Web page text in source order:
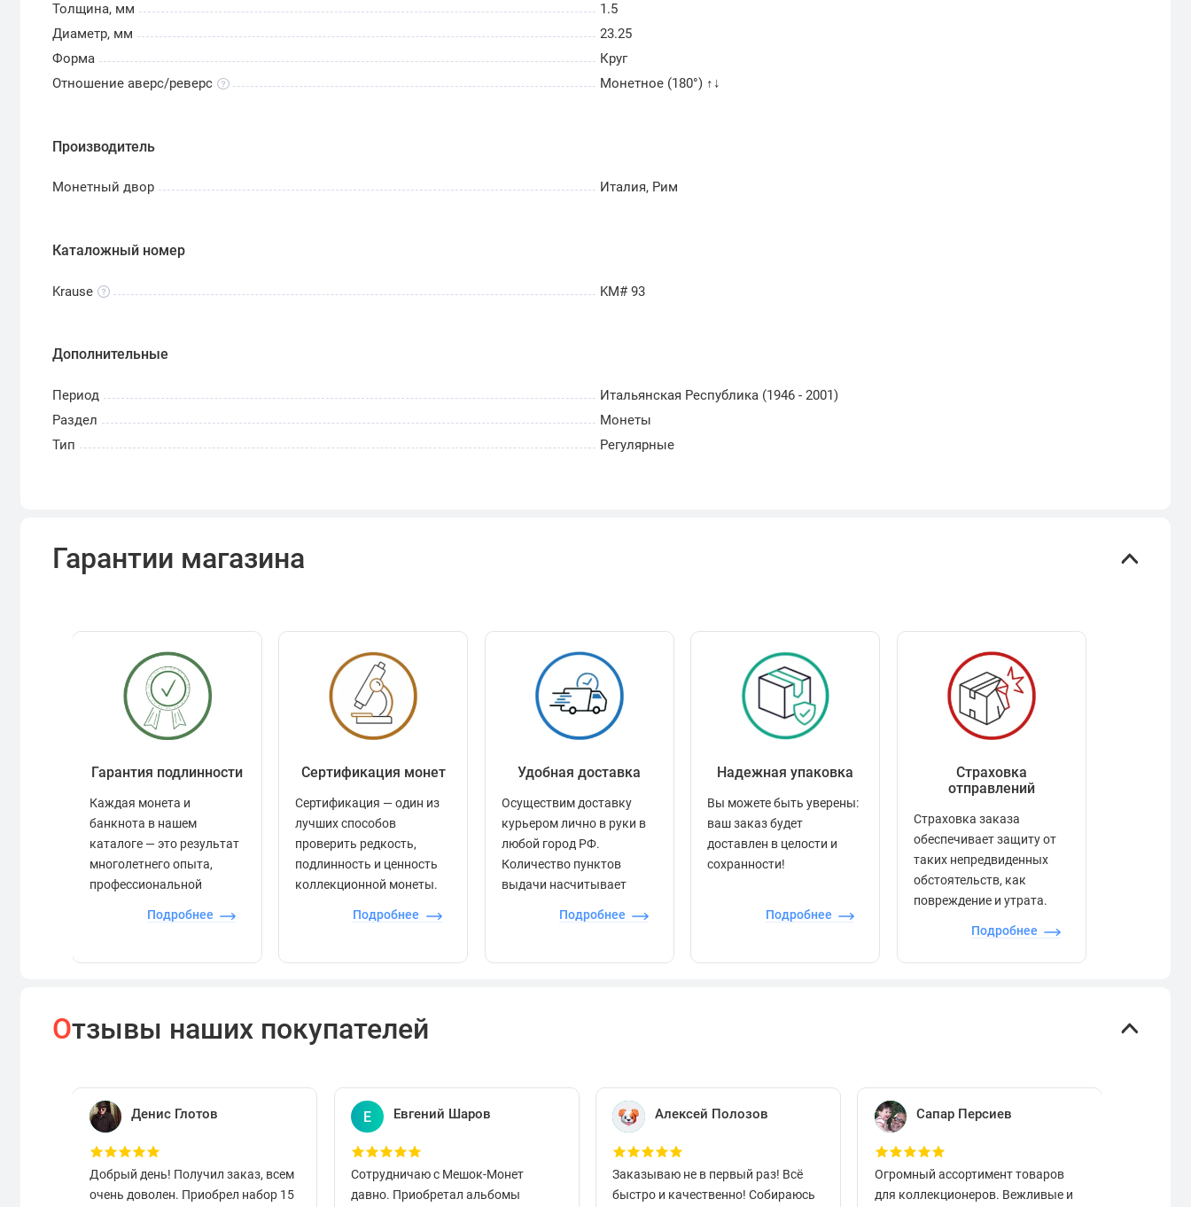
Толщина, мм
1.5
Диаметр, мм
23.25
Форма
Круг
Отношение аверс/реверс
Монетное (180°) ↑↓
Производитель
Монетный двор Италия, Рим
Каталожный номер
Krause KM# 93
Дополнительные
Период
Итальянская Республика (1946 - 2001)
Раздел
Монеты
Тип
Регулярные
Гарантии магазина
Гарантия подлинности
Каждая монета и
банкнота в нашем
каталоге — это результат
многолетнего опыта,
профессиональной
контроля.
Подробнее
Сертификация монет
Сертификация — один из
лучших способов
проверить редкость,
подлинность и ценность
коллекционной монеты.
Подробнее
Удобная доставка
Осуществим доставку
курьером лично в руки в
любой город РФ.
Количество пунктов
выдачи насчитывает
всей стране.
Подробнее
Надежная упаковка
Вы можете быть уверены:
ваш заказ будет
доставлен в целости и
сохранности!
Подробнее
Страховка
отправлений
Страховка заказа
обеспечивает защиту от
таких непредвиденных
обстоятельств, как
повреждение и утрата.
Подробнее
Отзывы наших покупателей
Денис Глотов
Добрый день! Получил заказ, всем
очень доволен. Приобрел набор 15
Е Евгений Шаров
Сотрудничаю с Мешок-Монет
давно. Приобретал альбомы
Алексей Полозов
Заказываю не в первый раз! Всё
быстро и качественно! Собираюсь
Сапар Персиев
Огромный ассортимент товаров
для коллекционеров. Вежливые и